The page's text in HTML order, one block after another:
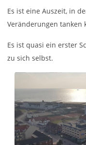
Es ist eine Auszeit, in
Veränderungen tanken
Es ist quasi ein erster
zu sich selbst.